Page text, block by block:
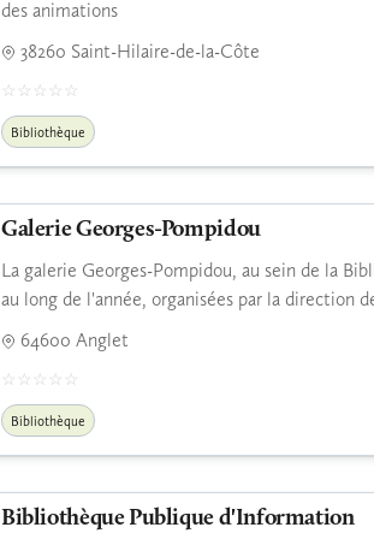
des animations
38260 Saint-Hilaire-de-la-Côte
Bibliothèque
Galerie Georges-Pompidou
La galerie Georges-Pompidou, au sein de la
au long de l'année, organisées par la direction
64600 Anglet
Bibliothèque
Bibliothèque Publique d'Information